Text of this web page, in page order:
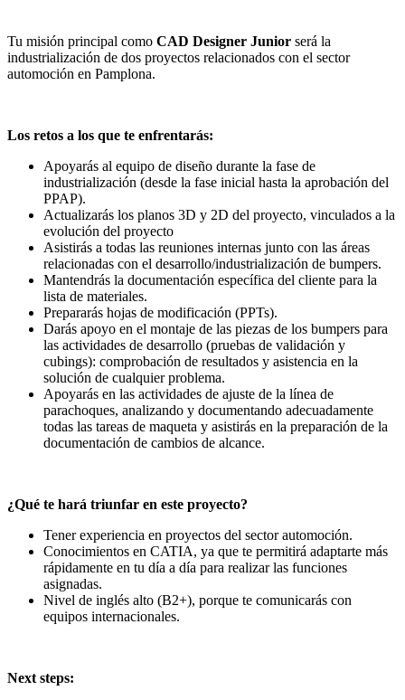
Tu misión principal como CAD Designer Junior será la
industrialización de dos proyectos relacionados con el sector
automoción en Pamplona.
Los retos a los que te enfrentarás:
Apoyarás al equipo de diseño durante la fase de
industrialización (desde la fase inicial hasta la aprobación del
PPAP).
Actualizarás los planos 3D y 2D del proyecto, vinculados a la
evolución del proyecto
Asistirás a todas las reuniones internas junto con las áreas
relacionadas con el desarrollo/industrialización de bumpers.
Mantendrás la documentación específica del cliente para la
lista de materiales.
Prepararás hojas de modificación (PPTs).
Darás apoyo en el montaje de las piezas de los bumpers para
las actividades de desarrollo (pruebas de validación y
cubings): comprobación de resultados y asistencia en la
solución de cualquier problema.
Apoyarás en las actividades de ajuste de la línea de
parachoques, analizando y documentando adecuadamente
todas las tareas de maqueta y asistirás en la preparación de la
documentación de cambios de alcance.
¿Qué te hará triunfar en este proyecto?
Tener experiencia en proyectos del sector automoción.
Conocimientos en CATIA, ya que te permitirá adaptarte más
rápidamente en tu día a día para realizar las funciones
asignadas.
Nivel de inglés alto (B2+), porque te comunicarás con
equipos internacionales.
Next steps: